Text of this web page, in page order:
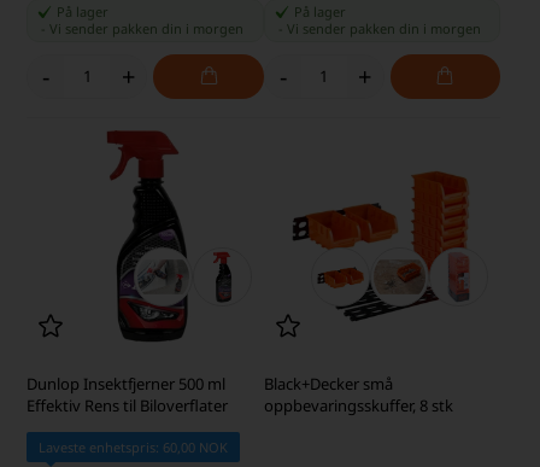
På lager
-Vi sender pakken din i morgen
- +
På lager
Vi sender pakken din i morgen
- +
Dunlop Insektfjerner 500 ml
Effektiv Rens til Biloverflater
Laveste enhetspris: 60,00 NOK
Black+Decker små
oppbevaringsskuffer, 8 stk